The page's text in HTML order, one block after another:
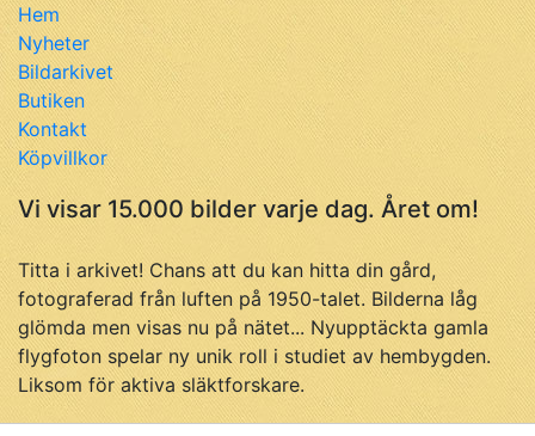
Hem
Nyheter
Bildarkivet
Butiken
Kontakt
Köpvillkor
Vi visar 15.000 bilder varje dag. Året om!
Titta i arkivet! Chans att du kan hitta din gård,
fotograferad från luften på 1950-talet. Bilderna låg
glömda men visas nu på nätet... Nyupptäckta gamla
flygfoton spelar ny unik roll i studiet av hembygden.
Liksom för aktiva släktforskare.